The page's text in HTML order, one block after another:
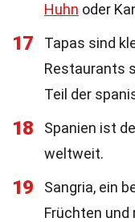
Huhn oder
17
Tapas sind
Restaurants
Teil der
18
Spanien ist
weltweit.
19
Sangria, ein
Früchten